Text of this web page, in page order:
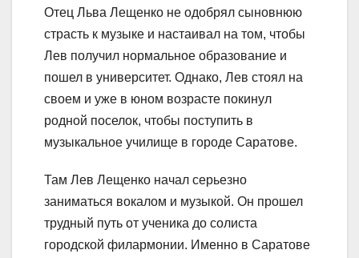
Отец Льва Лещенко не одобрял сыновнюю
страсть к музыке и настаивал на том, чтобы
Лев получил нормальное образование и
пошел в университет. Однако, Лев стоял на
своем и уже в юном возрасте покинул
родной поселок, чтобы поступить в
музыкальное училище в городе Саратове.
Там Лев Лещенко начал серьезно
заниматься вокалом и музыкой. Он прошел
трудный путь от ученика до солиста
городской филармонии. Именно в Саратове